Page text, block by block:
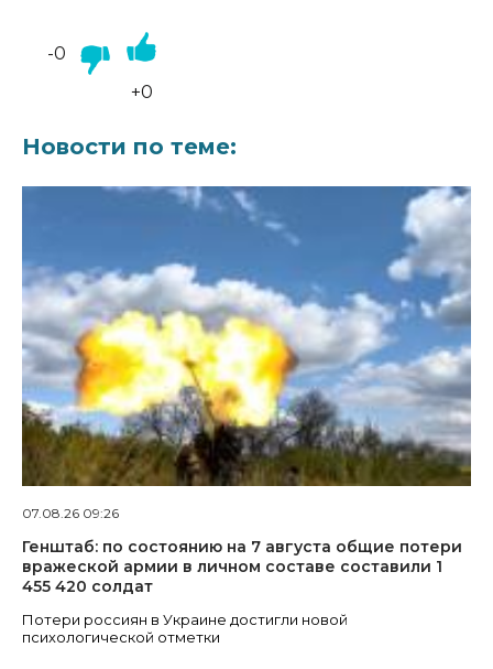
-0
+0
Новости по теме:
07.08.26 09:26
Генштаб: по состоянию на 7 августа общие потери
вражеской армии в личном составе составили 1
455 420 солдат
Потери россиян в Украине достигли новой
психологической отметки